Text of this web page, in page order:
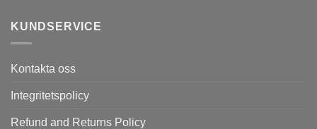
KUNDSERVICE
Kontakta oss
Integritetspolicy
Refund and Returns Policy